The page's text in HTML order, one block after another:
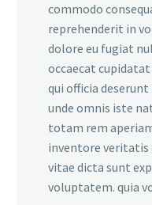
commodo
reprehenderit in
dolore eu fugiat
occaecat
qui officia
unde omnis iste
totam rem
inventore veritatis
vitae dicta sunt
voluptatem. quia